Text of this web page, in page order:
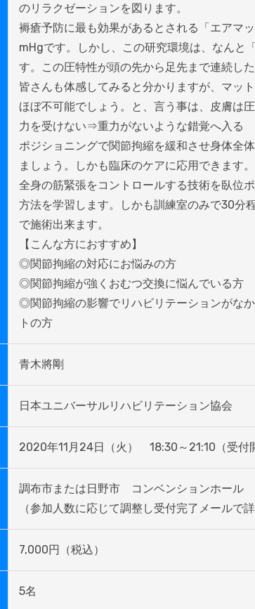
のリラクゼーションを図ります。
褥瘡予防に最も効果があるとされる「エアマ
mHgです。しかし、この研究環境は、なんと
す。この圧特性が頭の先から足先まで連続し
皆さんも体感してみると分かりますが、マッ
ほぼ不可能でしょう。と、言う事は、皮膚は
力を受けない⇒重力がないような錯覚へ入る
ポジショニングで関節拘縮を緩和させ身体全
ましょう。しかも臨床のケアに応用できます。
全身の筋緊張をコントロールする技術を臥位
方法を学習します。しかも訓練室のみで30分
で施術出来ます。
【こんな方におすすめ】
◎関節拘縮の対応にお悩みの方
◎関節拘縮が強くおむつ交換に悩んでいる方
◎関節拘縮の影響でリハビリテーションがな
トの方
青木將剛
日本ユニバーサルリハビリテーション協会
2020年11月24日（火）　18:30～21:10（受付
調布市または日野市　コンベンションホール
（参加人数に応じて調整し受付完了メールで
7,000円（税込）
5名